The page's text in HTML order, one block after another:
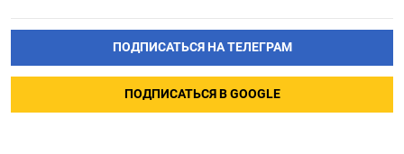
ПОДПИСАТЬСЯ НА ТЕЛЕГРАМ
ПОДПИСАТЬСЯ В GOOGLE